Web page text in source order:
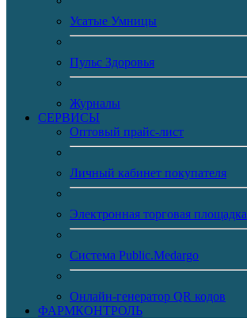
Усатые Умницы
Пульс Здоровья
Журналы
CЕРВИСЫ
Оптовый прайс-лист
Личный кабинет покупателя
Электронная торговая площадка
Система Public.Medargo
Онлайн-генератор QR кодов
ФАРМКОНТРОЛЬ